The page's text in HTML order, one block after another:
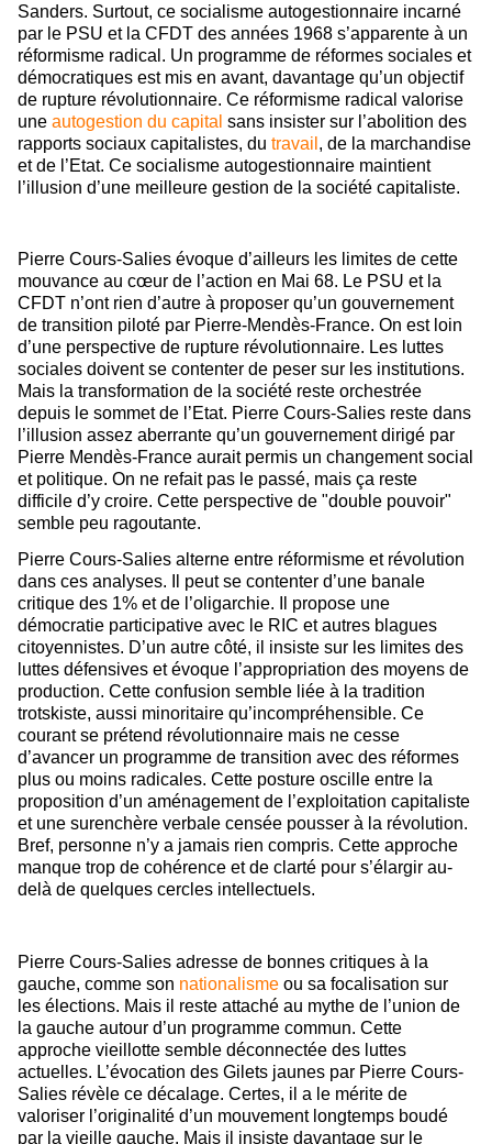
Sanders. Surtout, ce socialisme autogestionnaire incarné
par le PSU et la CFDT des années 1968 s’apparente à un
réformisme radical. Un programme de réformes sociales et
démocratiques est mis en avant, davantage qu’un objectif
de rupture révolutionnaire. Ce réformisme radical valorise
une autogestion du capital sans insister sur l’abolition des
rapports sociaux capitalistes, du travail , de la marchandise
et de l’Etat. Ce socialisme autogestionnaire maintient
l’illusion d’une meilleure gestion de la société capitaliste.
Pierre Cours-Salies évoque d’ailleurs les limites de cette
mouvance au cœur de l’action en Mai 68. Le PSU et la
CFDT n’ont rien d’autre à proposer qu’un gouvernement
de transition piloté par Pierre-Mendès-France. On est loin
d’une perspective de rupture révolutionnaire. Les luttes
sociales doivent se contenter de peser sur les institutions.
Mais la transformation de la société reste orchestrée
depuis le sommet de l’Etat. Pierre Cours-Salies reste dans
l’illusion assez aberrante qu’un gouvernement dirigé par
Pierre Mendès-France aurait permis un changement social
et politique. On ne refait pas le passé, mais ça reste
difficile d’y croire. Cette perspective de "double pouvoir"
semble peu ragoutante.
Pierre Cours-Salies alterne entre réformisme et révolution
dans ces analyses. Il peut se contenter d’une banale
critique des 1% et de l’oligarchie. Il propose une
démocratie participative avec le RIC et autres blagues
citoyennistes. D’un autre côté, il insiste sur les limites des
luttes défensives et évoque l’appropriation des moyens de
production. Cette confusion semble liée à la tradition
trotskiste, aussi minoritaire qu’incompréhensible. Ce
courant se prétend révolutionnaire mais ne cesse
d’avancer un programme de transition avec des réformes
plus ou moins radicales. Cette posture oscille entre la
proposition d’un aménagement de l’exploitation capitaliste
et une surenchère verbale censée pousser à la révolution.
Bref, personne n’y a jamais rien compris. Cette approche
manque trop de cohérence et de clarté pour s’élargir au-
delà de quelques cercles intellectuels.
Pierre Cours-Salies adresse de bonnes critiques à la
gauche, comme son nationalisme ou sa focalisation sur
les élections. Mais il reste attaché au mythe de l’union de
la gauche autour d’un programme commun. Cette
approche vieillotte semble déconnectée des luttes
actuelles. L’évocation des Gilets jaunes par Pierre Cours-
Salies révèle ce décalage. Certes, il a le mérite de
valoriser l’originalité d’un mouvement longtemps boudé
par la vieille gauche. Mais il insiste davantage sur le